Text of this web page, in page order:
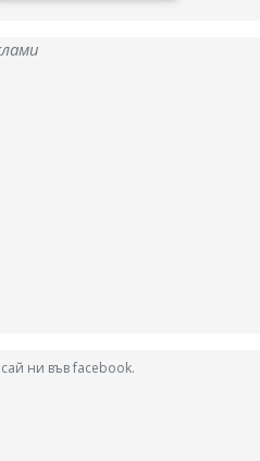
ни във facebook.